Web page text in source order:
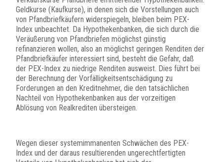
Geldkurse (Kaufkurse), in denen sich die Vorstellungen auch
von Pfandbriefkäufern widerspiegeln, bleiben beim PEX-
Index unbeachtet. Da Hypothekenbanken, die sich durch die
Veräußerung von Pfandbriefen möglichst günstig
refinanzieren wollen, also an möglichst geringen Renditen der
Pfandbriefkäufer interessiert sind, besteht die Gefahr, daß
der PEX-Index zu niedrige Renditen ausweist. Dies führt bei
der Berechnung der Vorfälligkeitsentschädigung zu
Forderungen an den Kreditnehmer, die den tatsächlichen
Nachteil von Hypothekenbanken aus der vorzeitigen
Ablösung von Realkrediten übersteigen.
Wegen dieser systemimmanenten Schwächen des PEX-
Index und der daraus resultierenden ungerechtfertigten